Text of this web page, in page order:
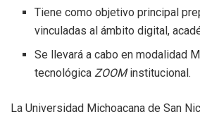
Tiene como objetivo principal
vinculadas al ámbito digital,
Se llevará a cabo en modalidad
tecnológicaZOOMinstitucional.
La Universidad Michoacana de San